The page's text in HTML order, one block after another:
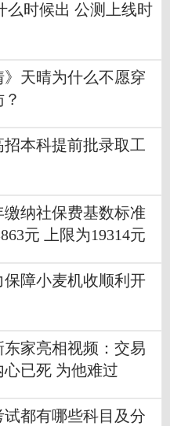
么时候出 公测上线时
》天晴为什么不愿穿
本科提前批录取工
缴纳社保费基数标准
元 上限为19314元
障小麦机收顺利开
家亮相视频：交易
已死 为他难过
都有哪些科目及分